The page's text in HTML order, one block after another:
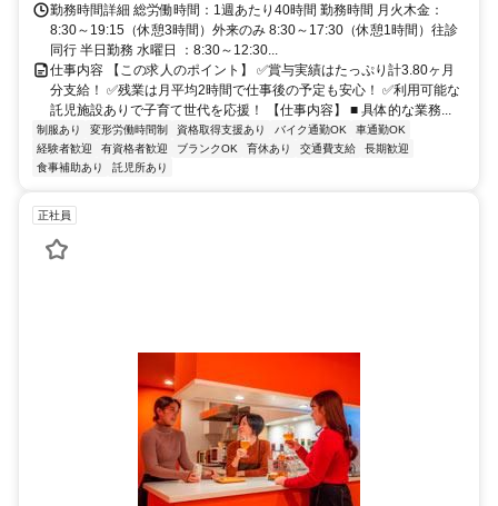
勤務時間詳細 総労働時間：1週あたり40時間 勤務時間 月火木金：
8:30～19:15（休憩3時間）外来のみ 8:30～17:30（休憩1時間）往診
同行 半日勤務 水曜日 ：8:30～12:30...
仕事内容 【この求人のポイント】 ✅賞与実績はたっぷり計3.80ヶ月
分支給！ ✅残業は月平均2時間で仕事後の予定も安心！ ✅利用可能な
託児施設ありで子育て世代を応援！ 【仕事内容】 ■ 具体的な業務...
制服あり 変形労働時間制 資格取得支援あり バイク通勤OK
車通勤OK
経験者歓迎
有資格者歓迎 ブランクOK 育休あり 交通費支給
長期歓迎
食事補助あり
託児所あり
正社員